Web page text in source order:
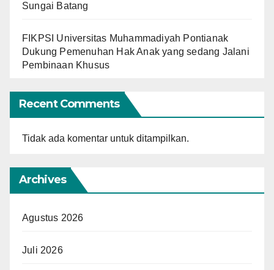
Sungai Batang
FIKPSI Universitas Muhammadiyah Pontianak
Dukung Pemenuhan Hak Anak yang sedang Jalani
Pembinaan Khusus
Recent Comments
Tidak ada komentar untuk ditampilkan.
Archives
Agustus 2026
Juli 2026